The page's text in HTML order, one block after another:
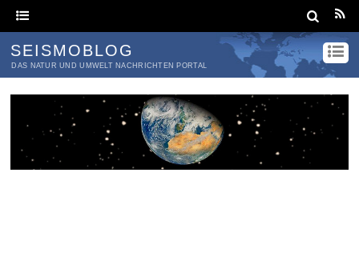
SEISMOBLOG
DAS NATUR UND UMWELT NACHRICHTEN PORTAL